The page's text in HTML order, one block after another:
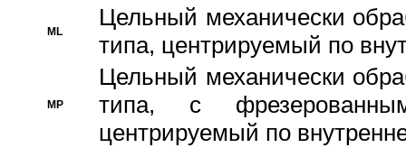
ML
Цельный механически
типа, центрируемый по
MP
Цельный механически
типа, с
центрируемый по